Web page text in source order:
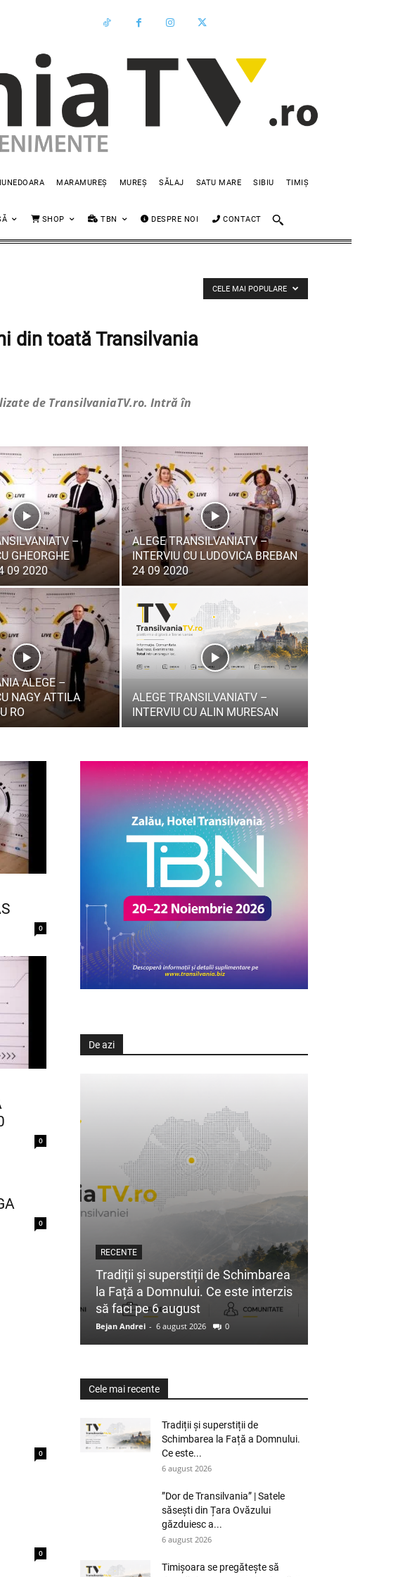
MARAMUREȘ MUREȘ SĂLAJ SATU MARE SIBIU TIMIȘ
SHOP TBN DESPRE NOI CONTACT
din toată Transilvania
de TransilvaniaTV.ro. Intră în
CELE MAI POPULARE
–
GHEORGHE
09 2020
ALEGE TRANSILVANIATV –
INTERVIU CU LUDOVICA BREBAN
24 09 2020
ALEGE –
NAGY ATTILA
RO
ALEGE TRANSILVANIATV –
INTERVIU CU ALIN MURESAN
0
0
0
0
0
De azi
RECENTE
Tradiții și superstiții de Schimbarea
la Față a Domnului. Ce este interzis
să faci pe 6 august
Bejan Andrei - 6 august 2026 0
Cele mai recente
Tradiții și superstiții de
Schimbarea la Față a Domnului.
Ce este...
6 august 2026
”Dor de Transilvania” | Satele
săsești din Țara Ovăzului
găzduiesc a...
6 august 2026
Timișoara se pregătește să